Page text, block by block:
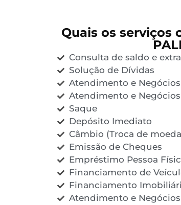
Quais os serviços
Consulta de saldo e
Solução de Dívidas
Atendimento e Negócios
Atendimento e Negócios
Saque
Depósito Imediato
Câmbio (Troca de
Emissão de Cheques
Empréstimo Pessoa
Financiamento de
Financiamento
Atendimento e